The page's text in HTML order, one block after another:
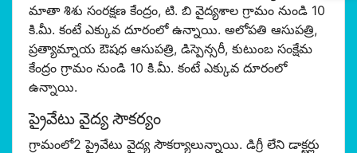
మాతా శిశు సంరక్షణ కేంద్రం, టి. బి వైద్యశాల గ్రామం నుండి 10
కి.మీ. కంటే ఎక్కువ దూరంలో ఉన్నాయి. అలోపతి ఆసుపత్రి,
ప్రత్యామ్నాయ ఔషధ ఆసుపత్రి, డిస్పెన్సరీ, కుటుంబ సంక్షేమ
కేంద్రం గ్రామం నుండి 10 కి.మీ. కంటే ఎక్కువ దూరంలో
ఉన్నాయి.
ప్రైవేటు వైద్య సౌకర్యం
గ్రామంలో2 ప్రైవేటు వైద్య సౌకర్యాలున్నాయి. డిగ్రీ లేని డాక్టర్లు